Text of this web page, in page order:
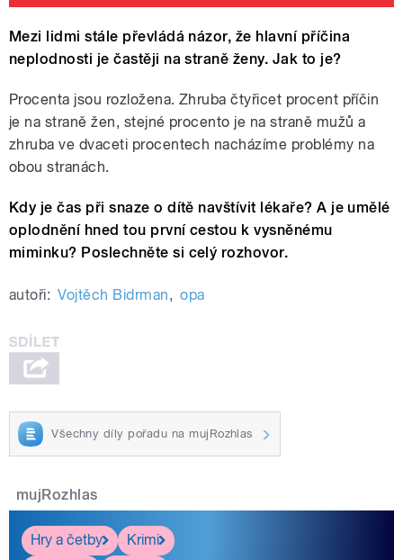
Mezi lidmi stále převládá názor, že hlavní příčina
neplodnosti je častěji na straně ženy. Jak to je?
Procenta jsou rozložena. Zhruba čtyřicet procent příčin
je na straně žen, stejné procento je na straně mužů a
zhruba ve dvaceti procentech nacházíme problémy na
obou stranách.
Kdy je čas při snaze o dítě navštívit lékaře? A je umělé
oplodnění hned tou první cestou k vysněnému
miminku? Poslechněte si celý rozhovor.
autoři: Vojtěch Bidrman, opa
Všechny díly pořadu na mujRozhlas
mujRozhlas
Hry a četby
Krimi